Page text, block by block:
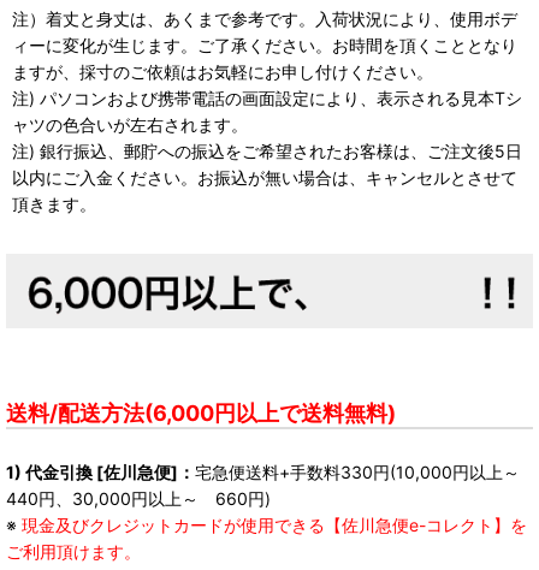
注）着丈と身丈は、あくまで参考です。入荷状況により、使用ボデ
ィーに変化が生じます。ご了承ください。お時間を頂くこととなり
ますが、採寸のご依頼はお気軽にお申し付けください。
注) パソコンおよび携帯電話の画面設定により、表示される見本Tシ
ャツの色合いが左右されます。
注) 銀行振込、郵貯への振込をご希望されたお客様は、ご注文後5日
以内にご入金ください。お振込が無い場合は、キャンセルとさせて
頂きます。
送料/配送方法(6,000円以上で送料無料)
1) 代金引換 [佐川急便]： 宅急便送料+手数料330円(10,000円以上～
440円、30,000円以上～ 660円)
※ 現金及びクレジットカードが使用できる【佐川急便e-コレクト】を
ご利用頂けます。